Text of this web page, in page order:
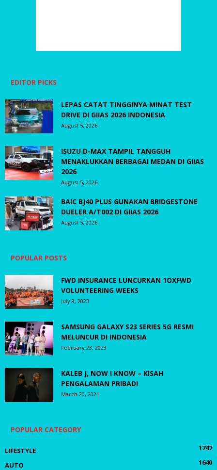
EDITOR PICKS
LEPAS CATAT TINGGINYA MINAT TEST
DRIVE DI GIIAS 2026 INDONESIA
August 5, 2026
ISUZU D-MAX TAMPIL TANGGUH
MENAKLUKKAN BERBAGAI MEDAN DI GIIAS
2026
August 5, 2026
BAIC BJ40 PLUS GUNAKAN BRIDGESTONE
DUELER A/T002 DI GIIAS 2026
August 5, 2026
POPULAR POSTS
FWD INSURANCE LUNCURKAN 1OXFWD
VOLUNTEERING WEEKS
July 9, 2023
SAMSUNG GALAXY S23 SERIES 5G RESMI
MELUNCUR DI INDONESIA
February 23, 2023
KALEB J, NOW I KNOW – KISAH
PENGALAMAN PRIBADI
March 20, 2021
POPULAR CATEGORY
LIFESTYLE
1747
AUTO
1640